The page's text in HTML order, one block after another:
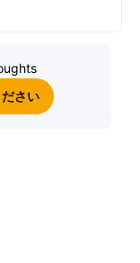
さい